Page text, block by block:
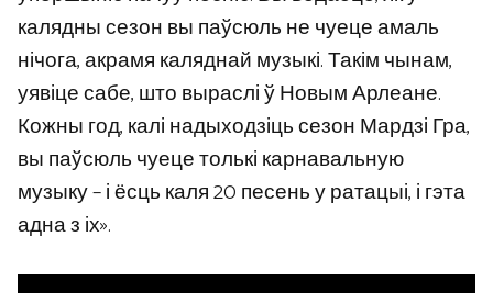
калядны сезон вы паўсюль не чуеце амаль
нічога, акрамя каляднай музыкі. Такім чынам,
уявіце сабе, што выраслі ў Новым Арлеане.
Кожны год, калі надыходзіць сезон Мардзі Гра,
вы паўсюль чуеце толькі карнавальную
музыку – і ёсць каля 20 песень у ратацыі, і гэта
адна з іх».